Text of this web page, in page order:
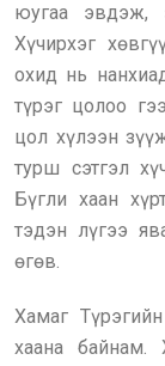
юугаа эвдэж,
Хүчирхэг
охид нь
түрэг цолоо
цол хүлээн
турш сэтгэл
Бүгли хаан
тэдэн лүгээ
өгөв.
Хамаг
хаана байнам.